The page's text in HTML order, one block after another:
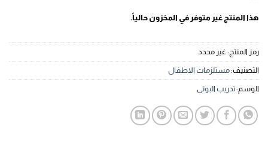
هذا المنتج غير متوفر في المخزون حالياً.
رمز المنتج:غير محدد
التصنيف:مستلزمات الاطفال
الوسم:تدريب البوتي